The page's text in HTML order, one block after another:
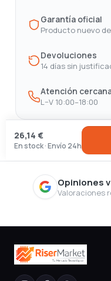
Garantía oficial
Producto nuevo
Devoluciones
14 días sin
Atención
L–V 10:00–18:00
26,14 €
En stock · Envío 24h
Opiniones
Valoraciones